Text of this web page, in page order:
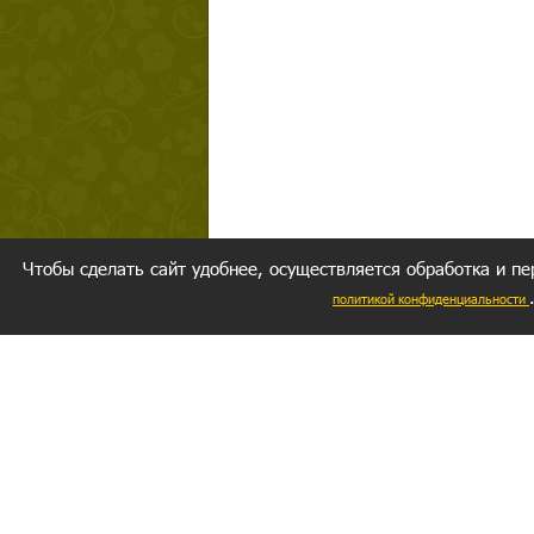
Чтобы сделать сайт удобнее, осуществляется обработка и
политикой конфиденциальности